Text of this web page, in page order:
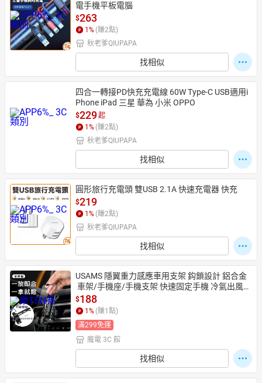
電手機平板電腦
$263
1 % (賺2點)
秋老爹QIUPAPA
找相似
四合一轉接PD快充充電線 60W Type-C USB適用i
Phone iPad 三星 華為 小米 OPPO
$229起
1 % (賺2點)
秋老爹QIUPAPA
找相似
圓形旅行充電頭 雙USB 2.1A 快速充電器 快充
$219
1 % (賺2點)
秋老爹QIUPAPA
找相似
USAMS 隱翼重力感應車用支架 鈎鎖設計 鋁合金
車架/手機座/手機支架 快速固定手機 冷氣出風口
支架
$188
1 % (賺1 點)
滿299免運
魔電 3C 館
找相似